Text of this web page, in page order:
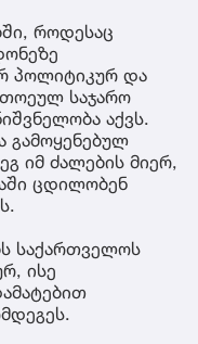
როდესაც
პოლიტიკურ და
საჯარო
აქვს.
გამოყენებულ
იმ ძალების მიერ,
ცდილობენ
საქართველოს
ისე